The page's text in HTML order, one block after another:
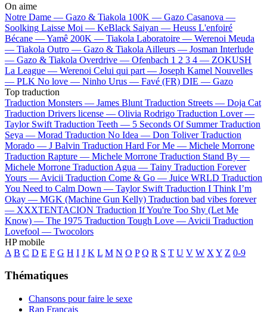
On aime
Notre Dame — Gazo & Tiakola 100K — Gazo Casanova —
Soolking Laisse Moi — KeBlack Saiyan — Heuss L'enfoiré
Bécane —Yamê 200K — Tiakola Laboratoire — Werenoi Meuda
— Tiakola Outro — Gazo & Tiakola Ailleurs — Josman Interlude
— Gazo & Tiakola Overdrive — Ofenbach 1 2 3 4 — ZOKUSH
La League — Werenoi Celui qui part — Joseph Kamel Nouvelles
— PLK No love — Ninho Urus — Favé (FR) DIE — Gazo
Top traduction
Traduction Monsters — James Blunt Traduction Streets — Doja Cat
Traduction Drivers license — Olivia Rodrigo Traduction Lover —
Taylor Swift Traduction Teeth — 5 Seconds Of Summer Traduction
Seya — Morad Traduction No Idea — Don Toliver Traduction
Morado — J Balvin Traduction Hard For Me — Michele Morrone
Traduction Rapture — Michele Morrone Traduction Stand By —
Michele Morrone Traduction Agua — Tainy Traduction Forever
Yours — Avicii Traduction Come & Go — Juice WRLD Traduction
You Need to Calm Down — Taylor Swift Traduction I Think I’m
Okay — MGK (Machine Gun Kelly) Traduction bad vibes forever
— XXXTENTACION Traduction If You're Too Shy (Let Me
Know) — The 1975 Traduction Tough Love — Avicii Traduction
Lovefool — Twocolors
HP mobile
A B C D E F G H I J K L M N O P Q R S T U V W X Y Z 0-9
Thématiques
Chansons pour faire le sexe
Rap Français